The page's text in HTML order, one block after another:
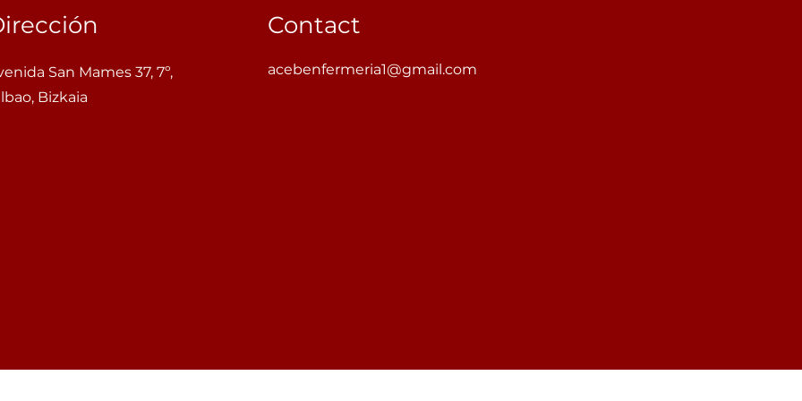
San Mames 37, 7º,
Bizkaia
Contact
acebenfermeria1@gmail.com